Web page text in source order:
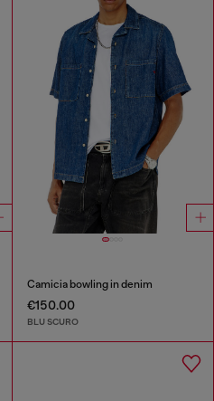
Camicia bowling in denim
€150.00
BLU SCURO